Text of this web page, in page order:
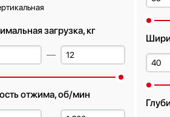
загрузка, кг
отжима, об/мин